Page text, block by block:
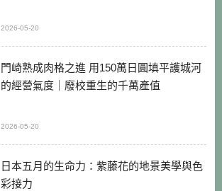
2026-05-20
門崎熟成肉格之進 用150萬日圓填平護城河
的經營氣度｜廢校重生的千萬產值
2026-05-20
日本五月的生命力：紫藤花的地景美學與色
彩接力